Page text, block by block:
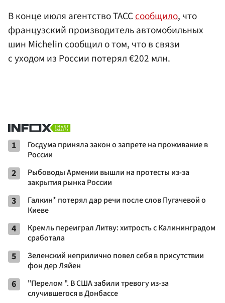
В конце июля агентство ТАССсообщило, что
французский производитель автомобильных
шин Michelin сообщил о том, что в связи
с уходом из России потерял €202 млн.
1
Госдума приняла закон о запрете на проживание в
России
2
Рыбоводы Армении вышли на протесты из-за
закрытия рынка России
3
Галкин* потерял дар речи после слов Пугачевой о
Киеве
4
Кремль переиграл Литву: хитрость с Калининградом
сработала
5
Зеленский неприлично повел cебя в присутствии
фон дер Ляйен
6
"Перелом ". В США забили тревогу из-за
случившегося в Донбассе